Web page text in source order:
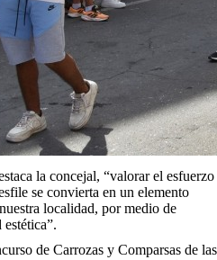
la concejal, “valorar el esfuerzo
se convierta en un elemento
localidad, por medio de
de Carrozas y Comparsas de las